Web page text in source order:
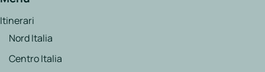
Itinerari
Nord Italia
Centro Italia